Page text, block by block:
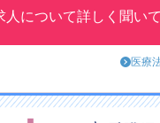
』があります。19年7月
人について詳しく聞い
医療